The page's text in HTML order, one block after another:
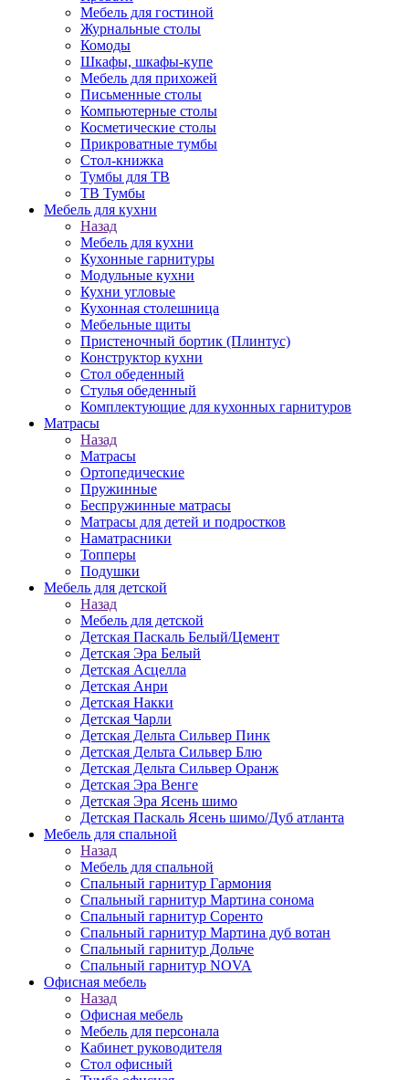
Мебель для гостиной
Журнальные столы
Комоды
Шкафы, шкафы-купе
Мебель для прихожей
Письменные столы
Компьютерные столы
Косметические столы
Прикроватные тумбы
Стол-книжка
Тумбы для ТВ
ТВ Тумбы
Мебель для кухни
Назад
Мебель для кухни
Кухонные гарнитуры
Модульные кухни
Кухни угловые
Кухонная столешница
Мебельные щиты
Пристеночный бортик (Плинтус)
Конструктор кухни
Стол обеденный
Стулья обеденный
Комплектующие для кухонных гарнитуров
Матраcы
Назад
Матраcы
Ортопедические
Пружинные
Беспружинные матрасы
Матрасы для детей и подростков
Наматрасники
Топперы
Подушки
Мебель для детской
Назад
Мебель для детской
Детская Паскаль Белый/Цемент
Детская Эра Белый
Детская Асцелла
Детская Анри
Детская Накки
Детская Чарли
Детская Дельта Сильвер Пинк
Детская Дельта Сильвер Блю
Детская Дельта Сильвер Оранж
Детская Эра Венге
Детская Эра Ясень шимо
Детская Паскаль Ясень шимо/Дуб атланта
Мебель для спальной
Назад
Мебель для спальной
Спальный гарнитур Гармония
Спальный гарнитур Мартина сонома
Спальный гарнитур Соренто
Спальный гарнитур Мартина дуб вотан
Спальный гарнитур Дольче
Спальный гарнитур NOVA
Офисная мебель
Назад
Офисная мебель
Мебель для персонала
Кабинет руководителя
Стол офисный